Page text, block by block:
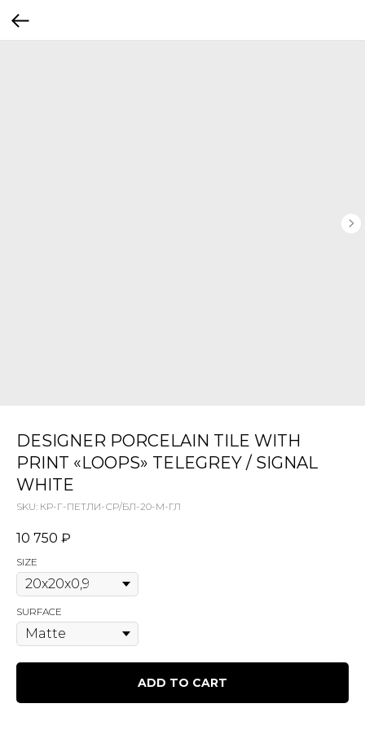
DESIGNER PORCELAIN TILE WITH
PRINT «LOOPS» TELEGREY / SIGNAL
WHITE
SKU: КР-Г-ПЕТЛИ-СР/БЛ-20-М-ГЛ
10 750 ₽
SIZE
SURFACE
ADD TO CART